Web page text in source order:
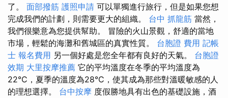
了。 面部撥筋 護照申請 可以單獨進行旅行，但是如果您想
完成我們的計劃，則需要更大的組織。 台中 抓龍筋 當然，
我們很樂意為您提供幫助。 冒險的火山景觀，舒適的當地
市場，輕鬆的海灘和舊城區的真實性質。 台胞證 費用 記帳
士 報名費用 另一個好處是您全年都有良好的天氣。 台胞證
效期 大里按摩推薦 它的平均溫度在冬季的平均溫度為
22°C，夏季的溫度為28°C，使其成為那些對溫暖敏感的人
的理想選擇。 台中按摩 度假勝地具有出色的基礎設施，酒